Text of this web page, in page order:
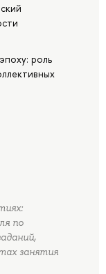
роль
по
занятия